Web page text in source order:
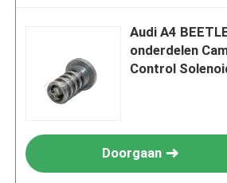
Audi A4
onderdelen
Control
Doorgaan